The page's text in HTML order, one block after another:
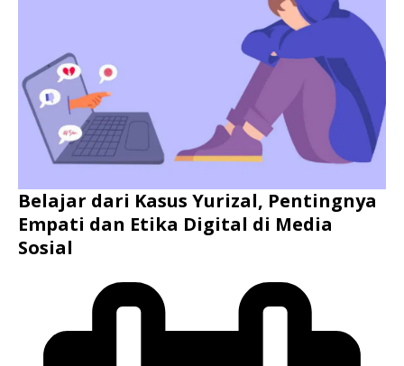
Belajar dari Kasus Yurizal, Pentingnya
Empati dan Etika Digital di Media
Sosial